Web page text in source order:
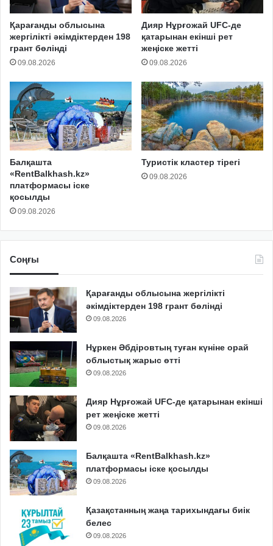
Қарағанды облысына
жергілікті әкімдіктерден 198
грант бөлінді
09.08.2026
Дияр Нұрғожай UFC-де
қатарынан екінші рет
жеңіске жетті
09.08.2026
Балқашта
«RentBalkhash.kz»
платформасы іске
қосылды
09.08.2026
Туристік кластер тірегі
09.08.2026
Соңғы
Қарағанды облысына жергілікті
әкімдіктерден 198 грант бөлінді
09.08.2026
Нұркен Әбдіровтың туған күніне орай
облыстық жарыс өтті
09.08.2026
Дияр Нұрғожай UFC-де қатарынан екінші
рет жеңіске жетті
09.08.2026
Балқашта «RentBalkhash.kz»
платформасы іске қосылды
09.08.2026
Қазақстанның жаңа тарихындағы биік
белес
09.08.2026